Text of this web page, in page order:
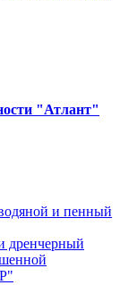
"Атлант"
и пенный
дренчерный